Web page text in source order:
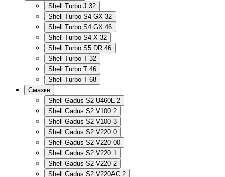
Shell Turbo J 32
Shell Turbo S4 GX 32
Shell Turbo S4 GX 46
Shell Turbo S4 X 32
Shell Turbo S5 DR 46
Shell Turbo T 32
Shell Turbo T 46
Shell Turbo T 68
Смазки
Shell Gadus S2 U460L 2
Shell Gadus S2 V100 2
Shell Gadus S2 V100 3
Shell Gadus S2 V220 0
Shell Gadus S2 V220 00
Shell Gadus S2 V220 1
Shell Gadus S2 V220 2
Shell Gadus S2 V220AC 2